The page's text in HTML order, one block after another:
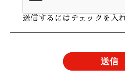
送信するにはチェックを入
送信